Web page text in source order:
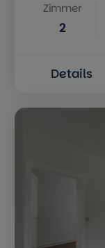
Zimmer
2
Details